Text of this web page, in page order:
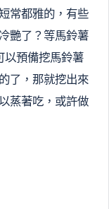
常都雅的，有些
艷了？等馬鈴薯
以預備挖馬鈴薯
的了，那就挖出來
蒸著吃，或許做